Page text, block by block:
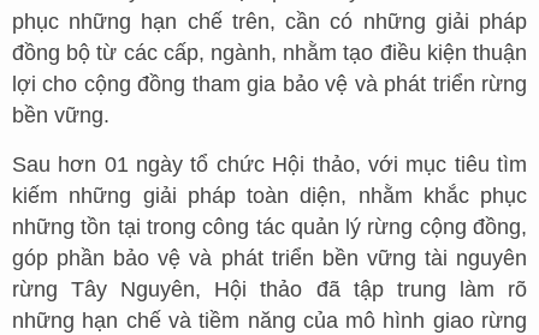
phục những hạn chế trên, cần có những giải pháp
đồng bộ từ các cấp, ngành, nhằm tạo điều kiện thuận
lợi cho cộng đồng tham gia bảo vệ và phát triển rừng
bền vững.
Sau hơn 01 ngày tổ chức Hội thảo, với mục tiêu tìm
kiếm những giải pháp toàn diện, nhằm khắc phục
những tồn tại trong công tác quản lý rừng cộng đồng,
góp phần bảo vệ và phát triển bền vững tài nguyên
rừng Tây Nguyên, Hội thảo đã tập trung làm rõ
những hạn chế và tiềm năng của mô hình giao rừng